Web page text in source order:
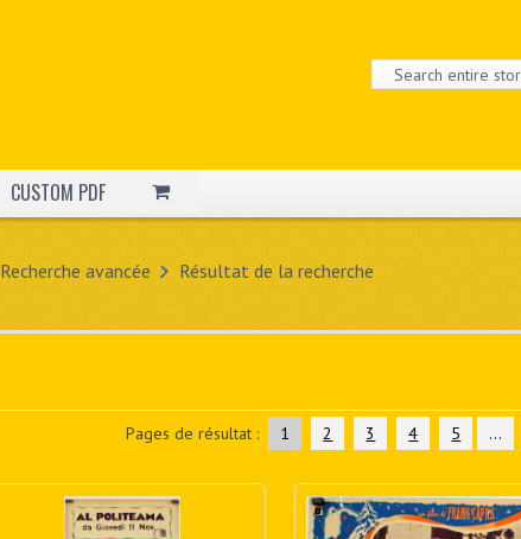
CUSTOM PDF
Recherche avancée Résultat de la recherche
Pages de résultat : 1 2 3 4 5 ...